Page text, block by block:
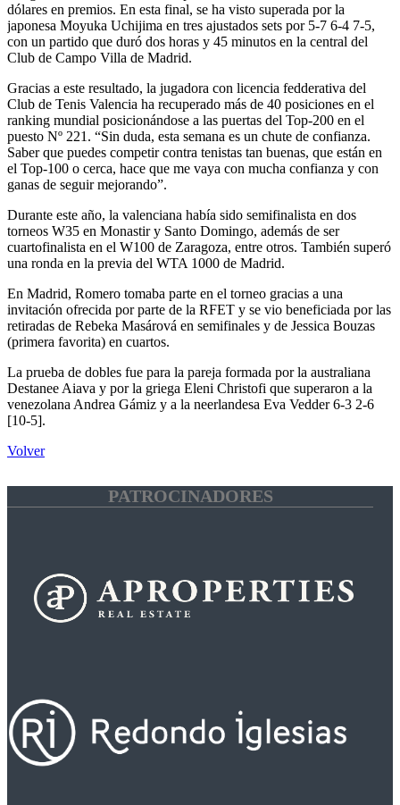
dólares en premios. En esta final, se ha visto superada por la
japonesa Moyuka Uchijima en tres ajustados sets por 5-7 6-4 7-5,
con un partido que duró dos horas y 45 minutos en la central del
Club de Campo Villa de Madrid.
Gracias a este resultado, la jugadora con licencia fedderativa del
Club de Tenis Valencia ha recuperado más de 40 posiciones en el
ranking mundial posicionándose a las puertas del Top-200 en el
puesto Nº 221. “Sin duda, esta semana es un chute de confianza.
Saber que puedes competir contra tenistas tan buenas, que están en
el Top-100 o cerca, hace que me vaya con mucha confianza y con
ganas de seguir mejorando”.
Durante este año, la valenciana había sido semifinalista en dos
torneos W35 en Monastir y Santo Domingo, además de ser
cuartofinalista en el W100 de Zaragoza, entre otros. También superó
una ronda en la previa del WTA 1000 de Madrid.
En Madrid, Romero tomaba parte en el torneo gracias a una
invitación ofrecida por parte de la RFET y se vio beneficiada por las
retiradas de Rebeka Masárová en semifinales y de Jessica Bouzas
(primera favorita) en cuartos.
La prueba de dobles fue para la pareja formada por la australiana
Destanee Aiava y por la griega Eleni Christofi que superaron a la
venezolana Andrea Gámiz y a la neerlandesa Eva Vedder 6-3 2-6
[10-5].
Volver
PATROCINADORES